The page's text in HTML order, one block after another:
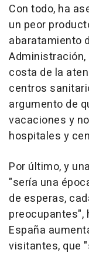
Con todo, ha
un peor
abaratamiento
Administración,
costa de la
centros
argumento de
vacaciones y
hospitales y
Por último, y
"sería una
de esperas,
preocupantes",
España
visitantes, que